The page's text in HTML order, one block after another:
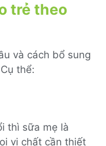
trẻ theo
và cách bổ sung
thể:
thì sữa mẹ là
vi chất cần thiết